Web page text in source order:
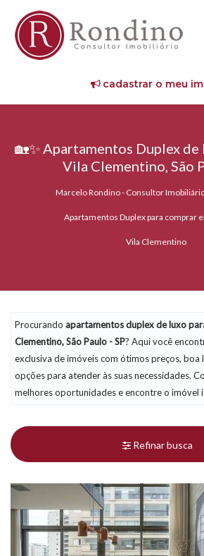
cadastrar o meu
🏡✨ Apartamentos Duplex de
Vila Clementino, São
Marcelo Rondino - Consultor
Apartamentos Duplex para comprar
Vila Clementino
Procurando apartamentos duplex de luxo
Clementino, São Paulo - SP? Aqui você
exclusiva de imóveis com ótimos preços, boa
opções para atender às suas necessidades.
melhores oportunidades e encontre o imóvel
Refinar busca